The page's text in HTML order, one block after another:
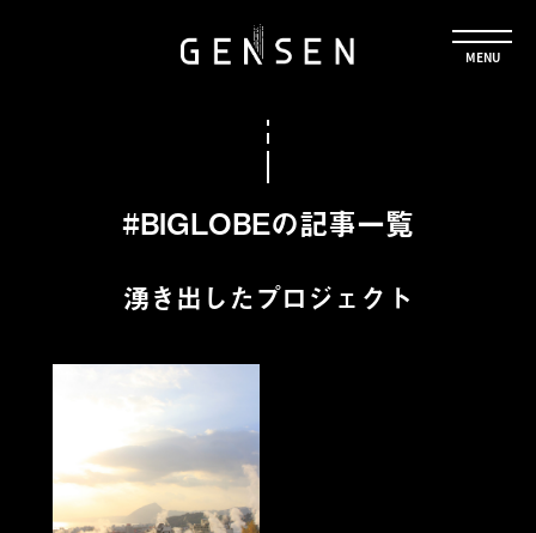
#BIGLOBEの記事一覧
湧き出したプロジェクト